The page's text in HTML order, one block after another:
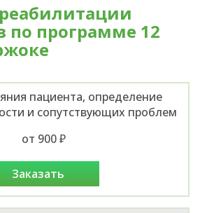
по программе 12
пациента, определение
и сопутствующих проблем
от 900 ₽
заказать